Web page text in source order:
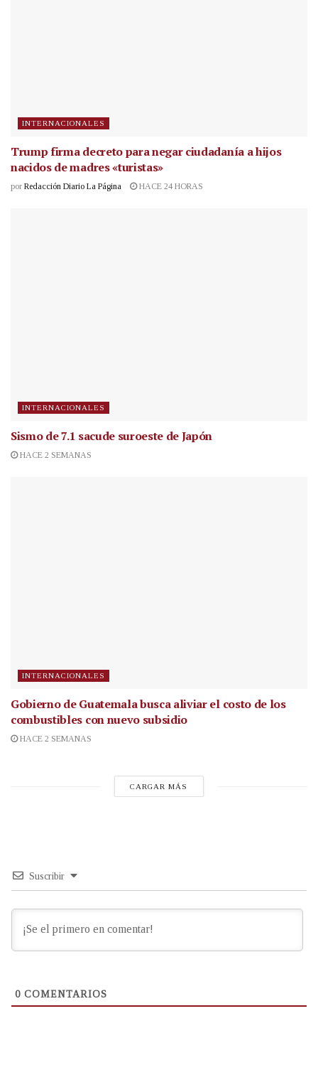
INTERNACIONALES
Trump firma decreto para negar ciudadanía a hijos
nacidos de madres «turistas»
por Redacción Diario La Página HACE 24 HORAS
INTERNACIONALES
Sismo de 7.1 sacude suroeste de Japón
HACE 2 SEMANAS
INTERNACIONALES
Gobierno de Guatemala busca aliviar el costo de los
combustibles con nuevo subsidio
HACE 2 SEMANAS
CARGAR MÁS
Suscribir
0 COMENTARIOS